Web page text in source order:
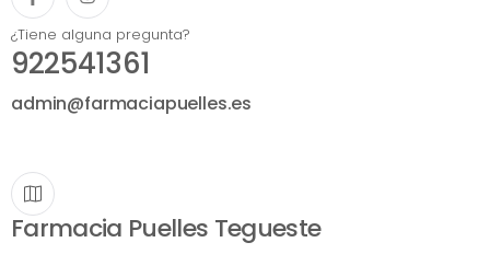
¿Tiene alguna pregunta?
922541361
admin@farmaciapuelles.es
Farmacia Puelles Tegueste